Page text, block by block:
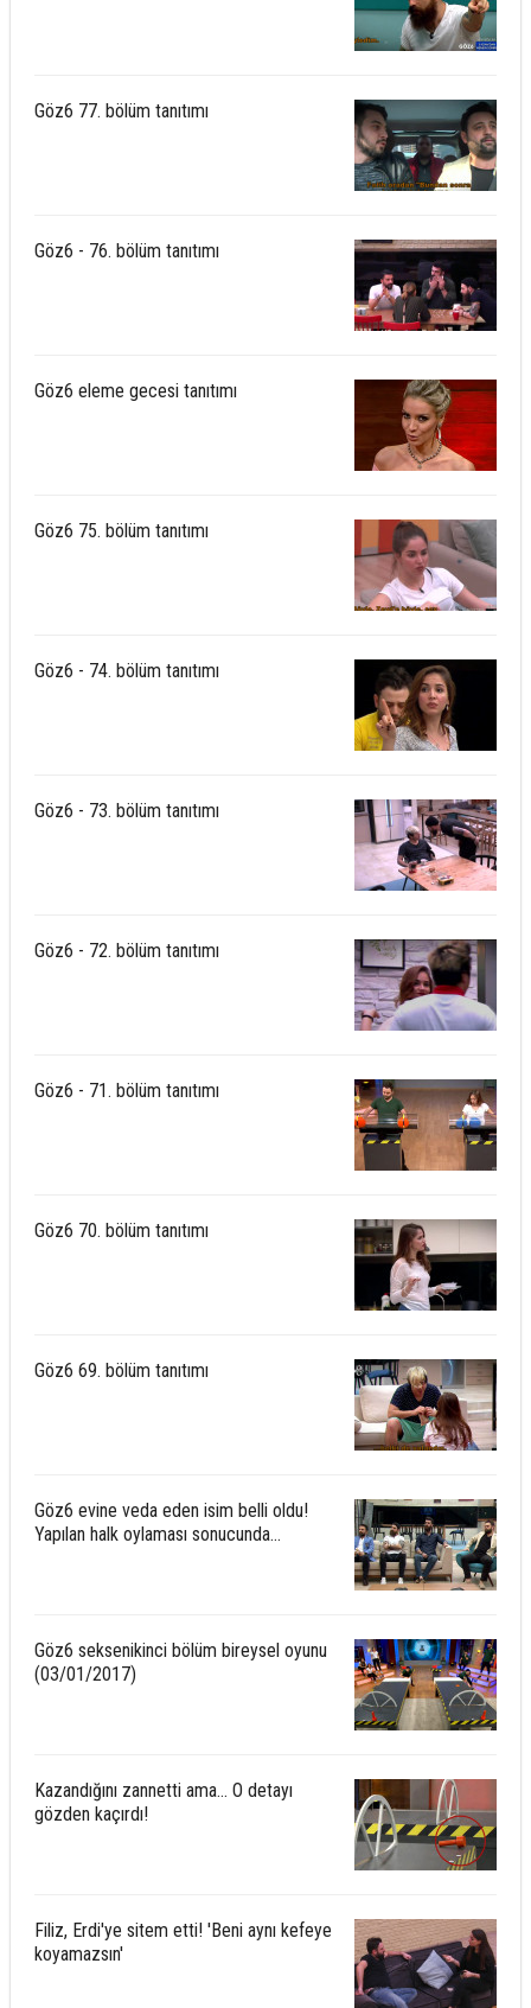
Göz6 77. bölüm tanıtımı
Göz6 - 76. bölüm tanıtımı
Göz6 eleme gecesi tanıtımı
Göz6 75. bölüm tanıtımı
Göz6 - 74. bölüm tanıtımı
Göz6 - 73. bölüm tanıtımı
Göz6 - 72. bölüm tanıtımı
Göz6 - 71. bölüm tanıtımı
Göz6 70. bölüm tanıtımı
Göz6 69. bölüm tanıtımı
Göz6 evine veda eden isim belli oldu!
Yapılan halk oylaması sonucunda...
Göz6 seksenikinci bölüm bireysel oyunu
(03/01/2017)
Kazandığını zannetti ama... O detayı
gözden kaçırdı!
Filiz, Erdi'ye sitem etti! 'Beni aynı kefeye
koyamazsın'